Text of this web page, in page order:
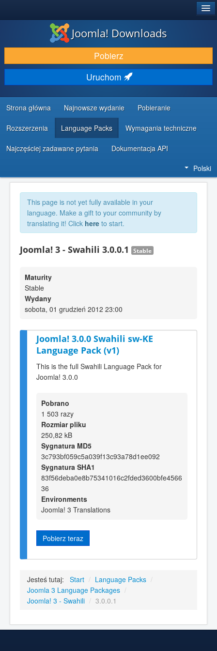
DODATKI I ROZSZERZENIA
ODKRYJ & POZNAJ
SPOŁECZNOŚĆ & WSPARCIE
ZASOBY DLA PROGRAMISTÓW
Joomla! Downloads
Pobierz
Uruchom
Strona główna Najnowsze wydanie Pobieranie
Rozszerzenia Language Packs Wymagania techniczne
Najczęściej zadawane pytania Dokumentacja API
Polski
This page is not yet fully available in your
language. Make a gift to your community by
translating it! Click here to start.
Joomla! 3 - Swahili 3.0.0.1 Stable
Maturity
Stable
Wydany
sobota, 01 grudzień 2012 23:00
Joomla! 3.0.0 Swahili sw-KE
Language Pack (v1)
This is the full Swahili Language Pack for
Joomla! 3.0.0
Pobrano
1 503 razy
Rozmiar pliku
250,82 kB
Sygnatura MD5
3c793bf059c5a039f13c93a78d1ee092
Sygnatura SHA1
83f56deba0e8b75341016c2fded3600bfe4566
36
Environments
Joomla! 3 Translations
Pobierz teraz
Jesteś tutaj: Start / Language Packs /
Joomla 3 Language Packages /
Joomla! 3 - Swahili / 3.0.0.1